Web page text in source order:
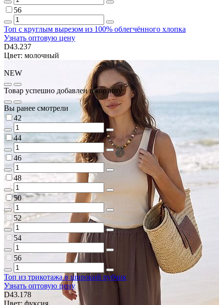
56
Топ с круглым вырезом из 100% облегчённого хлопка
Узнать оптовую цену
D43.237
Цвет: молочный
NEW
Товар успешно добавлен в корзину
Вы ранее смотрели
42
44
46
48
50
52
54
56
Топ из трикотажа в широкий рубчик
Узнать оптовую цену
D43.178